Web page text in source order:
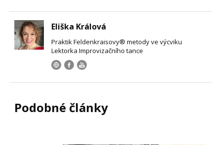
Eliška Králová
Praktik Feldenkraisovy® metody ve výcviku
Lektorka Improvizačního tance
Podobné články